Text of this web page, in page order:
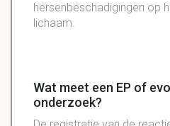
hersenbeschadigingen op
lichaam.
Wat meet een EP of
onderzoek?